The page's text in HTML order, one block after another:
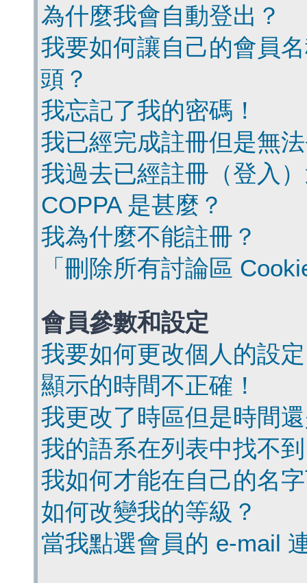
為什麼我會自動登出？
我要如何讓自己的會員
頭？
我忘記了我的密碼！
我已經完成註冊但是無
我過去已經註冊（登入
COPPA 是甚麼？
我為什麼不能註冊？
「刪除所有討論區
會員參數和設定
我要如何更改個人的設
顯示的時間不正確！
我更改了時區但是時間
我的語系在列表中找不
我如何才能在自己的名
如何改變我的等級？
當我點選會員的 e-mail